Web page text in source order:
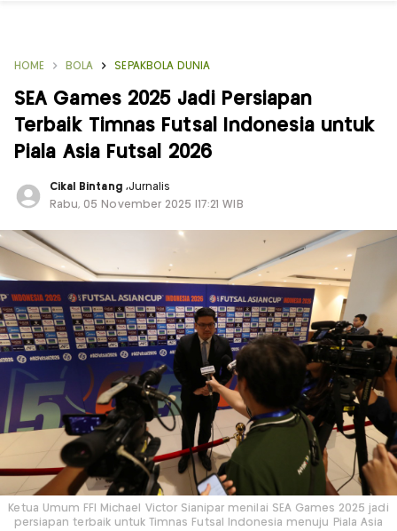
HOME BOLA SEPAKBOLA DUNIA
SEA Games 2025 Jadi Persiapan
Terbaik Timnas Futsal Indonesia untuk
Piala Asia Futsal 2026
Cikal Bintang ,Jurnalis
Rabu, 05 November 2025 |17:21 WIB
Ketua Umum FFI Michael Victor Sianipar menilai SEA Games 2025 jadi
persiapan terbaik untuk Timnas Futsal Indonesia menuju Piala Asia